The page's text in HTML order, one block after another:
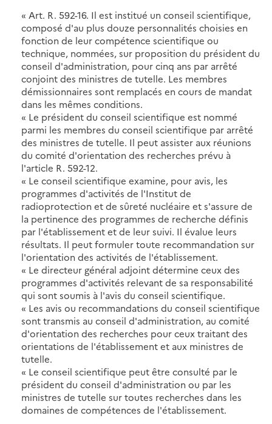
« Art. R. 592-16. Il est institué un conseil scientifique,
composé d'au plus douze personnalités choisies en
fonction de leur compétence scientifique ou
technique, nommées, sur proposition du président du
conseil d'administration, pour cinq ans par arrêté
conjoint des ministres de tutelle. Les membres
démissionnaires sont remplacés en cours de mandat
dans les mêmes conditions.
« Le président du conseil scientifique est nommé
parmi les membres du conseil scientifique par arrêté
des ministres de tutelle. Il peut assister aux réunions
du comité d'orientation des recherches prévu à
l'article R. 592-12.
« Le conseil scientifique examine, pour avis, les
programmes d'activités de l'Institut de
radioprotection et de sûreté nucléaire et s'assure de
la pertinence des programmes de recherche définis
par l'établissement et de leur suivi. Il évalue leurs
résultats. Il peut formuler toute recommandation sur
l'orientation des activités de l'établissement.
« Le directeur général adjoint détermine ceux des
programmes d'activités relevant de sa responsabilité
qui sont soumis à l'avis du conseil scientifique.
« Les avis ou recommandations du conseil scientifique
sont transmis au conseil d'administration, au comité
d'orientation des recherches pour ceux traitant des
orientations de l'établissement et aux ministres de
tutelle.
« Le conseil scientifique peut être consulté par le
président du conseil d'administration ou par les
ministres de tutelle sur toutes recherches dans les
domaines de compétences de l'établissement.